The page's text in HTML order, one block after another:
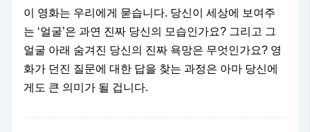
이 영화는 우리에게 묻습니다. 당신이 세상에 보여주
는 ‘얼굴’은 과연 진짜 당신의 모습인가요? 그리고 그
얼굴 아래 숨겨진 당신의 진짜 욕망은 무엇인가요? 영
화가 던진 질문에 대한 답을 찾는 과정은 아마 당신에
게도 큰 의미가 될 겁니다.